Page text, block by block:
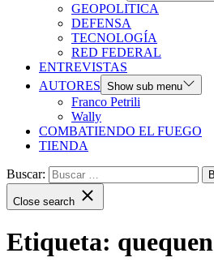
GEOPOLITICA
DEFENSA
TECNOLOGÍA
RED FEDERAL
ENTREVISTAS
AUTORES Show sub menu
Franco Petrili
Wally
COMBATIENDO EL FUEGO
TIENDA
Buscar:
Close search
Etiqueta: quequen